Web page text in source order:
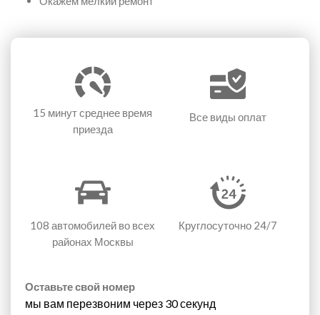
15 минутсреднее время
приезда
Все виды оплат
108 автомобилей во всех
районах Москвы
Круглосуточно 24/7
Оставьте свой номер
мы вам перезвоним через 30 секунд